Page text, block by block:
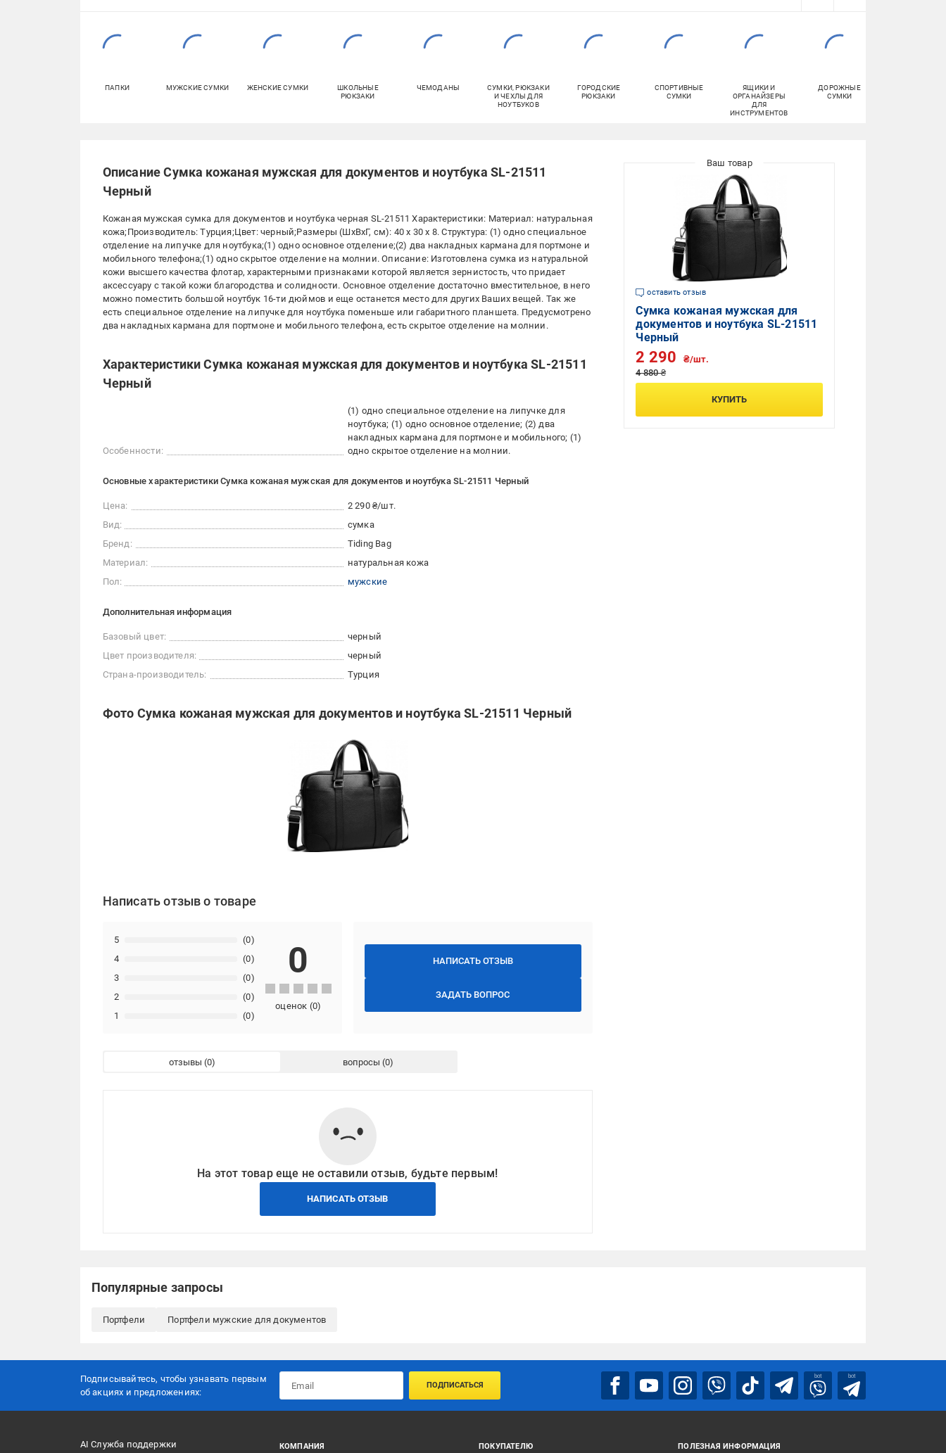
ПАПКИ МУЖСКИЕ СУМКИ ЖЕНСКИЕ СУМКИ
ШКОЛЬНЫЕ
РЮКЗАКИ
ЧЕМОДАНЫ
СУМКИ, РЮКЗАКИ
И ЧЕХЛЫ ДЛЯ
НОУТБУКОВ
ГОРОДСКИЕ
РЮКЗАКИ
СПОРТИВНЫЕ
СУМКИ
ЯЩИКИ И
ОРГАНАЙЗЕРЫ
ДЛЯ
ИНСТРУМЕНТОВ
ДОРОЖНЫЕ
СУМКИ
Описание Сумка кожаная мужская для документов и ноутбука SL-21511
Черный
Кожаная мужская сумка для документов и ноутбука черная SL-21511 Характеристики: Материал: натуральная
кожа;Производитель: Турция;Цвет: черный;Размеры (ШхВхГ, см): 40 x 30 x 8. Структура: (1) одно специальное
отделение на липучке для ноутбука;(1) одно основное отделение;(2) два накладных кармана для портмоне и
мобильного телефона;(1) одно скрытое отделение на молнии. Описание: Изготовлена сумка из натуральной
кожи высшего качества флотар, характерными признаками которой является зернистость, что придает
аксессуару с такой кожи благородства и солидности. Основное отделение достаточно вместительное, в него
можно поместить большой ноутбук 16-ти дюймов и еще останется место для других Ваших вещей. Так же
есть специальное отделение на липучке для ноутбука поменьше или габаритного планшета. Предусмотрено
два накладных кармана для портмоне и мобильного телефона, есть скрытое отделение на молнии.
Характеристики Сумка кожаная мужская для документов и ноутбука SL-21511
Черный
Особенности:
(1) одно специальное отделение на липучке для
ноутбука; (1) одно основное отделение; (2) два
накладных кармана для портмоне и мобильного; (1)
одно скрытое отделение на молнии.
Основные характеристики Сумка кожаная мужская для документов и ноутбука SL-21511 Черный
Цена:
2 290 ₴/шт.
Вид:
сумка
Бренд:
Tiding Bag
Материал:
натуральная кожа
Пол:
мужские
Дополнительная информация
Базовый цвет:
черный
Цвет производителя:
черный
Страна-производитель:
Турция
Фото Сумка кожаная мужская для документов и ноутбука SL-21511 Черный
Написать отзыв о товаре
НАПИСАТЬ ОТЗЫВ
ЗАДАТЬ ВОПРОС
1 (0)
2 (0)
3 (0)
4 (0)
5 (0)
0
оценок (0)
отзывы вопросы
На этот товар еще не оставили отзыв, будьте первым!
НАПИСАТЬ ОТЗЫВ
оставить отзыв
Сумка кожаная мужская для
документов и ноутбука SL-21511
Черный
4 880 ₴
2 290 ₴/шт.
КУПИТЬ
Популярные запросы
Портфели Портфели мужские для документов
Подписывайтесь, чтобы узнавать первым
об акцияx и предложениях:
ПОДПИСАТЬСЯ
bot bot
AI Служба поддержки КОМПАНИЯ ПОКУПАТЕЛЮ ПОЛЕЗНАЯ ИНФОРМАЦИЯ